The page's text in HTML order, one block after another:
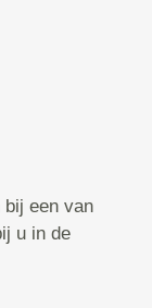
bij een van
u in de